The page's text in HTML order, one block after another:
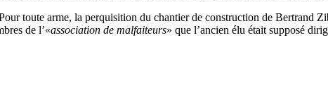
toute arme, la perquisition du chantier de construction de Bertrand
de l’«association de malfaiteurs» que l’ancien élu était supposé